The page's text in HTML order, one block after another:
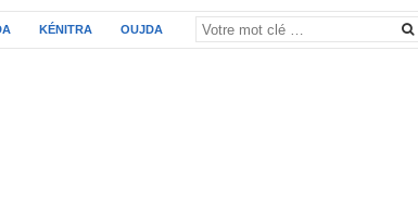
KÉNITRA OUJDA